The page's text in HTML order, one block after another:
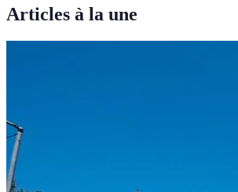
Articles à la une